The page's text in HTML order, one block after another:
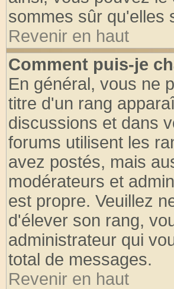
sommes sûr qu'elles
Revenir en haut
Comment puis-je
En général, vous ne
titre d'un rang
discussions et dans
forums utilisent les
avez postés, mais
modérateurs et
est propre. Veuillez
d'élever son rang,
administrateur qui
total de messages.
Revenir en haut